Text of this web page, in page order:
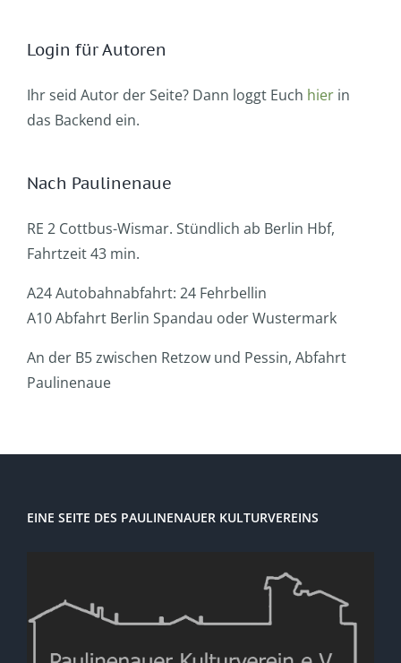
Login für Autoren
Ihr seid Autor der Seite? Dann loggt Euch hier in
das Backend ein.
Nach Paulinenaue
RE 2 Cottbus-Wismar. Stündlich ab Berlin Hbf,
Fahrtzeit 43 min.
A24 Autobahnabfahrt: 24 Fehrbellin
A10 Abfahrt Berlin Spandau oder Wustermark
An der B5 zwischen Retzow und Pessin, Abfahrt
Paulinenaue
EINE SEITE DES PAULINENAUER KULTURVEREINS